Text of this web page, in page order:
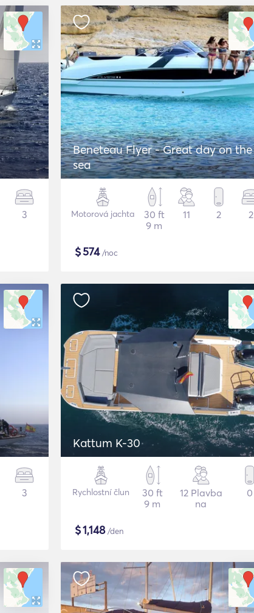
3
Beneteau Flyer - Great day on the
sea
Motorová jachta
30 ft
9 m
11 2 2
$574/noc
3
Kattum K-30
Rychlostní člun
30 ft
9 m
12 Plavba
na
0
$1,148/den